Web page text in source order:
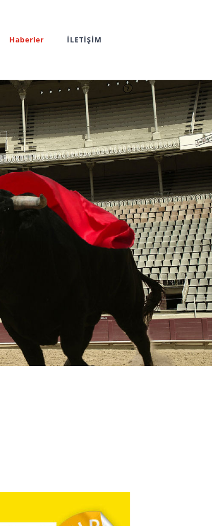
Haberler İLETİŞİM